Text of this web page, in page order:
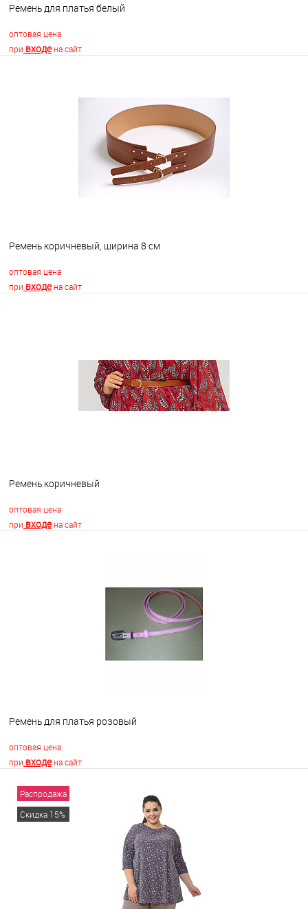
Ремень для платья белый
оптовая цена
при входена сайт
В наличии
Ремень коричневый, ширина 8 см
оптовая цена
при входена сайт
В наличии
Ремень коричневый
оптовая цена
при входена сайт
Недоступно
Ремень для платья розовый
оптовая цена
при входена сайт
В корзину
Распродажа
Скидка 15%